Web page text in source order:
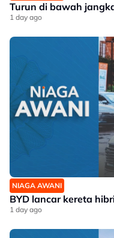
Turun di bawah
1 day ago
NIAGA AWANI
BYD lancar kereta
1 day ago